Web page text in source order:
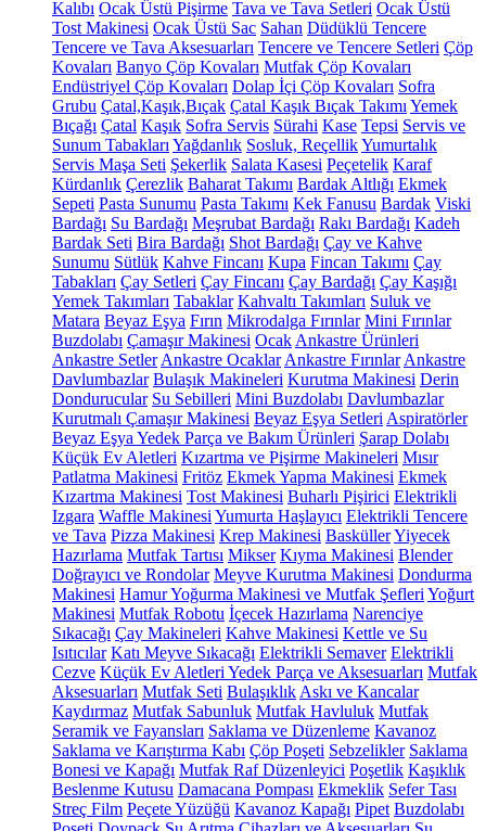
Kalıbı Ocak Üstü Pişirme Tava ve Tava Setleri Ocak Üstü
Tost Makinesi Ocak Üstü Sac Sahan Düdüklü Tencere
Tencere ve Tava Aksesuarları Tencere ve Tencere Setleri Çöp
Kovaları Banyo Çöp Kovaları Mutfak Çöp Kovaları
Endüstriyel Çöp Kovaları Dolap İçi Çöp Kovaları Sofra
Grubu Çatal,Kaşık,Bıçak Çatal Kaşık Bıçak Takımı Yemek
Bıçağı Çatal Kaşık Sofra Servis Sürahi Kase Tepsi Servis ve
Sunum Tabakları Yağdanlık Sosluk, ReçellikYumurtalık
Servis Maşa Seti Şekerlik Salata Kasesi Peçetelik Karaf
Kürdanlık Çerezlik Baharat Takımı Bardak Altlığı Ekmek
Sepeti Pasta Sunumu Pasta Takımı Kek Fanusu Bardak Viski
Bardağı Su Bardağı Meşrubat Bardağı Rakı Bardağı Kadeh
Bardak Seti Bira Bardağı Shot Bardağı Çay ve Kahve
Sunumu Sütlük Kahve Fincanı Kupa Fincan Takımı Çay
Tabakları Çay Setleri Çay Fincanı Çay Bardağı Çay Kaşığı
Yemek Takımları Tabaklar Kahvaltı Takımları Suluk ve
Matara Beyaz Eşya Fırın Mikrodalga Fırınlar Mini Fırınlar
Buzdolabı Çamaşır Makinesi Ocak Ankastre Ürünleri
Ankastre Setler Ankastre Ocaklar Ankastre Fırınlar Ankastre
Davlumbazlar Bulaşık Makineleri Kurutma Makinesi Derin
Dondurucular Su Sebilleri Mini Buzdolabı Davlumbazlar
Kurutmalı Çamaşır Makinesi Beyaz Eşya Setleri Aspiratörler
Beyaz Eşya Yedek Parça ve Bakım Ürünleri Şarap Dolabı
Küçük Ev Aletleri Kızartma ve Pişirme Makineleri Mısır
Patlatma Makinesi Fritöz Ekmek Yapma Makinesi Ekmek
Kızartma Makinesi Tost Makinesi Buharlı Pişirici Elektrikli
Izgara Waffle Makinesi Yumurta Haşlayıcı Elektrikli Tencere
ve Tava Pizza Makinesi Krep Makinesi BasküllerYiyecek
Hazırlama Mutfak Tartısı Mikser Kıyma Makinesi Blender
Doğrayıcı ve Rondolar Meyve Kurutma Makinesi Dondurma
Makinesi Hamur Yoğurma Makinesi ve Mutfak Şefleri Yoğurt
Makinesi Mutfak Robotu İçecek Hazırlama Narenciye
Sıkacağı Çay Makineleri Kahve Makinesi Kettle ve Su
Isıtıcılar Katı Meyve Sıkacağı Elektrikli Semaver Elektrikli
Cezve Küçük Ev Aletleri Yedek Parça ve Aksesuarları Mutfak
Aksesuarları Mutfak Seti Bulaşıklık Askı ve Kancalar
Kaydırmaz Mutfak Sabunluk Mutfak Havluluk Mutfak
Seramik ve Fayansları Saklama ve Düzenleme Kavanoz
Saklama ve Karıştırma Kabı Çöp Poşeti Sebzelikler Saklama
Bonesi ve Kapağı Mutfak Raf Düzenleyici Poşetlik Kaşıklık
Beslenme Kutusu Damacana Pompası Ekmeklik Sefer Tası
Streç Film Peçete Yüzüğü Kavanoz Kapağı Pipet Buzdolabı